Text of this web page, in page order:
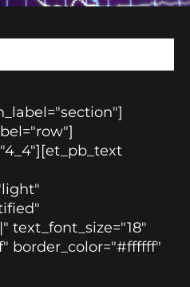
text_font_size="18"
border_color="#ffffff"